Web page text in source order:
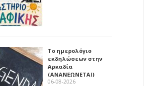
Το ημερολόγιο
εκδηλώσεων στην
Αρκαδία
(ΑΝΑΝΕΩΝΕΤΑΙ)
06-08-2026